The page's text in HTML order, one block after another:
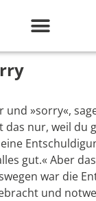
und »sorry«,
das nur, weil du
gut.« Aber
war die
und